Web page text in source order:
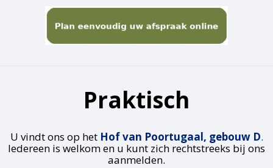
Praktisch
U vindt ons op het Hof van Poortugaal, gebouw D.
Iedereen is welkom en u kunt zich rechtstreeks bij ons
aanmelden.